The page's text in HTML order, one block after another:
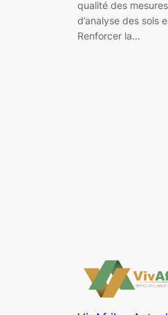
qualité des
d’analyse des sols
Renforcer la…